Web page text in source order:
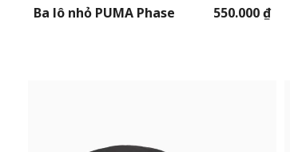
Ba lô nhỏ PUMA Phase 550.000 ₫